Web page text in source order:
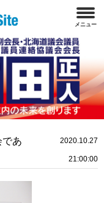
あ
2020.10.27
21:00:00